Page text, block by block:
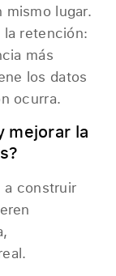
lugar.
retención:
más
los datos
ocurra.
mejorar la
a construir